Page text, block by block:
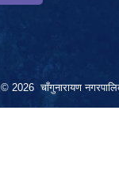
© 2026 चाँगुनारायण